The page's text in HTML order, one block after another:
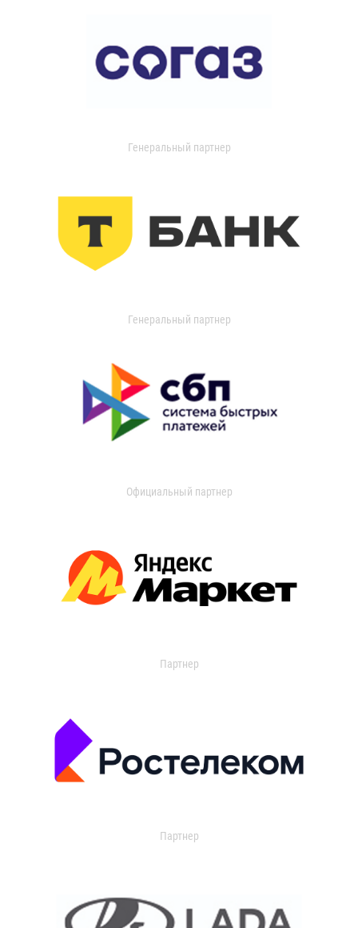
Генеральный партнер
Генеральный партнер
Официальный партнер
Партнер
Партнер